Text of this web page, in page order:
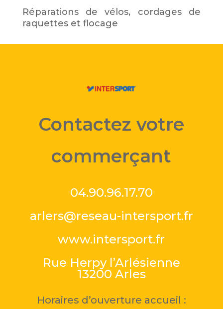
Réparations de vélos, cordages de
raquettes et flocage
Contactez votre
commerçant
04.90.96.17.70
arlers@reseau-intersport.fr
www.intersport.fr
Rue Herpy l’Arlésienne
13200 Arles
Horaires d’ouverture accueil :